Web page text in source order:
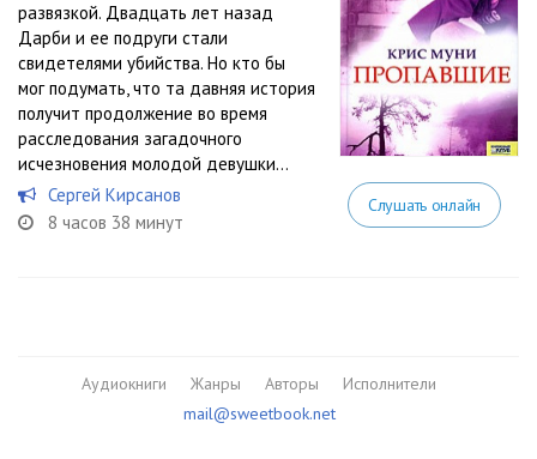
развязкой. Двадцать лет назад
Дарби и ее подруги стали
свидетелями убийства. Но кто бы
мог подумать, что та давняя история
получит продолжение во время
расследования загадочного
исчезновения молодой девушки...
Сергей Кирсанов
8 часов 38 минут
Слушать онлайн
Аудиокниги Жанры Авторы
Исполнители
mail@sweetbook.net